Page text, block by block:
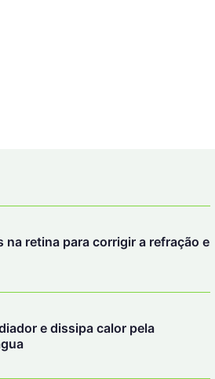
retina para corrigir a refração e
e dissipa calor pela